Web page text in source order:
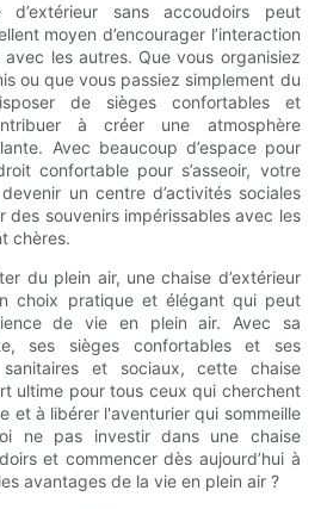
sans accoudoirs peut
moyen d’encourager l’interaction
les autres. Que vous organisiez
ou que vous passiez simplement du
de sièges confortables et
à créer une atmosphère
Avec beaucoup d’espace pour
confortable pour s’asseoir, votre
un centre d’activités sociales
des souvenirs impérissables avec les
chères.
du plein air, une chaise d’extérieur
choix pratique et élégant qui peut
de vie en plein air. Avec sa
ses sièges confortables et ses
sanitaires et sociaux, cette chaise
ultime pour tous ceux qui cherchent
et à libérer l'aventurier qui sommeille
ne pas investir dans une chaise
et commencer dès aujourd’hui à
avantages de la vie en plein air ?